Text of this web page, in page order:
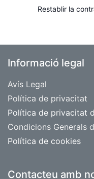
Restablir la
Informació legal
Avís Legal
​Política de privacitat
Política de privacitat
Condicions Generals
Política de cookies
Contacteu amb